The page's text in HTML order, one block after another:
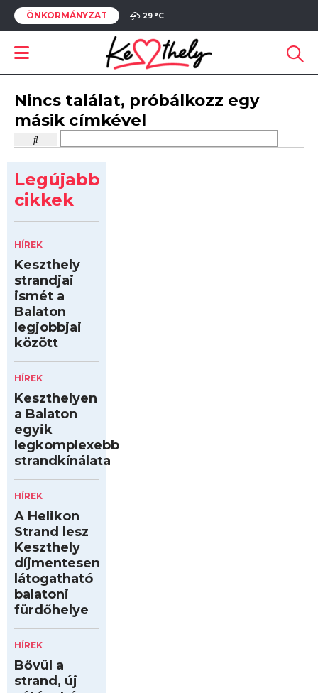
ÖNKORMÁNYZAT 29 °C
Nincs találat, próbálkozz egy
másik címkével
Legújabb
cikkek
HÍREK
Keszthely
strandjai
ismét a
Balaton
legjobbjai
között
HÍREK
Keszthelyen
a Balaton
egyik
legkomplexebb
strandkínálata
HÍREK
A Helikon
Strand lesz
Keszthely
díjmentesen
látogatható
balatoni
fürdőhelye
HÍREK
Bővül a
strand, új